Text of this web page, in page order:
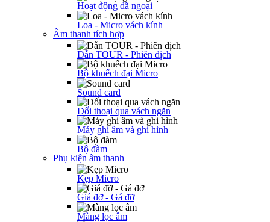
Hoạt động dã ngoại
Loa - Micro vách kính
Âm thanh tích hợp
Dẫn TOUR - Phiên dịch
Bộ khuếch đại Micro
Sound card
Đối thoại qua vách ngăn
Máy ghi âm và ghi hình
Bộ đàm
Phụ kiện âm thanh
Kẹp Micro
Giá đỡ - Gá đỡ
Màng lọc âm